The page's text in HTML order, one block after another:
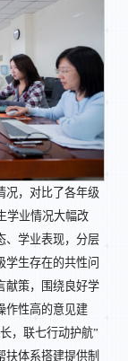
况，对比了各年级
学业情况大幅改
、学业表现，分层
生存在的共性问
献策，围绕良好学
作性高的意见建
，联七行动护航”
扶体系搭建提供制